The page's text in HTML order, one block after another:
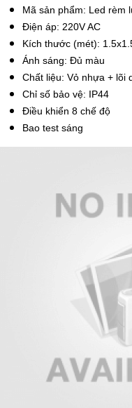
Mã sản phẩm: Led rèm
Điện áp: 220V AC
Kích thước (mét):
Ánh sáng: Đủ màu
Chất liệu: Vỏ nhựa + lõi
Chỉ số bảo vệ: IP44
Điều khiển 8 chế độ
Bao test sáng